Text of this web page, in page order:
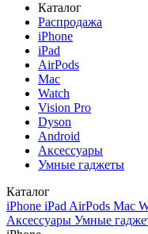
Каталог
Распродажа
iPhone
iPad
AirPods
Mac
Watch
Vision Pro
Dyson
Android
Аксессуары
Умные гаджеты
Каталог
iPhone iPad AirPods Mac
Аксессуары Умные